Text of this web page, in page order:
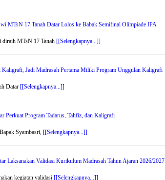
MTsN 17 Tanah Datar Lolos ke Babak Semifinal Olimpiade IPA
diraih MTsN 17 Tanah [[Selengkapnya...]]
Kaligrafi, Jadi Madrasah Pertama Miliki Program Unggulan Kaligrafi
Datar [[Selengkapnya...]]
Perkuat Program Tadarus, Tahfiz, dan Kaligrafi
Syambasri, [[Selengkapnya...]]
Laksanakan Validasi Kurikulum Madrasah Tahun Ajaran 2026/2027
kegiatan validasi [[Selengkapnya...]]